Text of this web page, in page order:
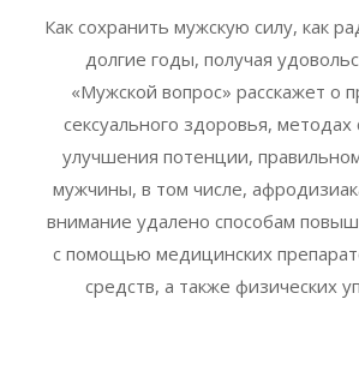
Как сохранить мужскую силу, как
долгие годы, получая
«Мужской вопрос» расскажет о
сексуального здоровья, методах
улучшения потенции,
мужчины, в том числе,
внимание удалено способам
с помощью медицинских
средств, а также физических